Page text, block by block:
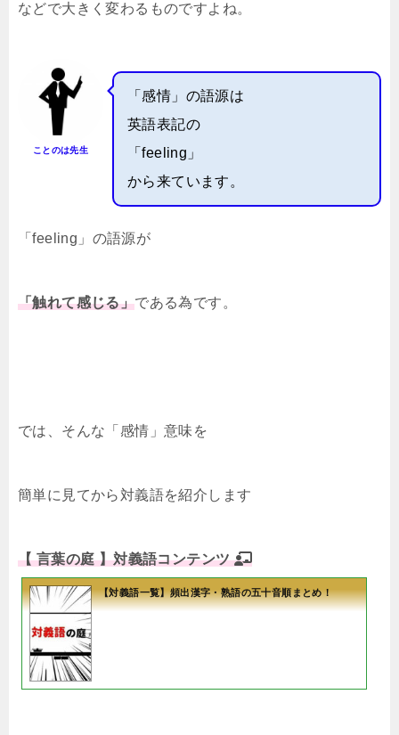
などで大きく変わるものですよね。
ことのは先生
「感情」の語源は
英語表記の
「feeling」
から来ています。
「feeling」の語源が
「触れて感じる」である為です。
では、そんな「感情」意味を
簡単に見てから対義語を紹介します
【 言葉の庭 】対義語コンテンツ
【対義語一覧】頻出漢字・熟語の五十音順まとめ！